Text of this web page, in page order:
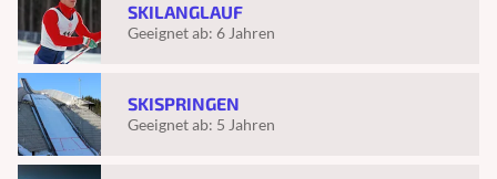
SKILANGLAUF
Geeignet ab: 6 Jahren
SKISPRINGEN
Geeignet ab: 5 Jahren